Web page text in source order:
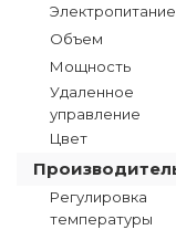
Электропитание
Объем
Мощность
Удаленное
управление
Цвет
Регулировка
температуры